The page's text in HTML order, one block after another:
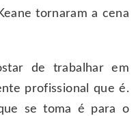
tornaram a cena
de trabalhar em
profissional que é.
se toma é para o